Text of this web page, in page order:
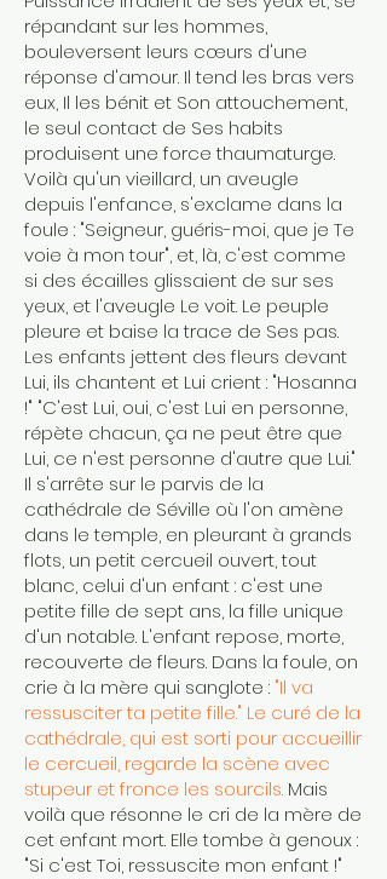
répandant sur les hommes,
bouleversent leurs cœurs d'une
réponse d'amour. Il tend les bras vers
eux, Il les bénit et Son attouchement,
le seul contact de Ses habits
produisent une force thaumaturge.
Voilà qu'un vieillard, un aveugle
depuis l'enfance, s'exclame dans la
foule : "Seigneur, guéris-moi, que je Te
voie à mon tour", et, là, c'est comme
si des écailles glissaient de sur ses
yeux, et l'aveugle Le voit. Le peuple
pleure et baise la trace de Ses pas.
Les enfants jettent des fleurs devant
Lui, ils chantent et Lui crient : "Hosanna
!" "C'est Lui, oui, c'est Lui en personne,
répète chacun, ça ne peut être que
Lui, ce n'est personne d'autre que Lui."
Il s'arrête sur le parvis de la
cathédrale de Séville où l'on amène
dans le temple, en pleurant à grands
flots, un petit cercueil ouvert, tout
blanc, celui d'un enfant : c'est une
petite fille de sept ans, la fille unique
d'un notable. L'enfant repose, morte,
recouverte de fleurs. Dans la foule, on
crie à la mère qui sanglote : "Il va
ressusciter ta petite fille." Le curé de la
cathédrale, qui est sorti pour accueillir
le cercueil, regarde la scène avec
stupeur et fronce les sourcils. Mais
voilà que résonne le cri de la mère de
cet enfant mort. Elle tombe à genoux :
"Si c'est Toi, ressuscite mon enfant !"